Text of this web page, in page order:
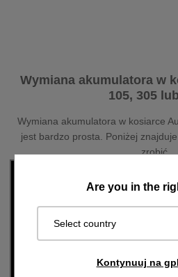
Are you in the
Select country
Kontynuuj na
Wymiana akumulatora w
105, 305
Wymiana akumulatora w kosiarce
jest bardzo prosta. Poniżej
zrobić.